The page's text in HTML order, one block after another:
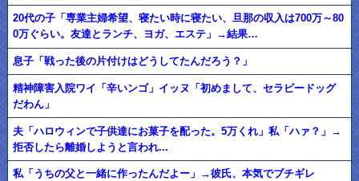
20代の子「専業主婦希望、寝たい時に寝たい、旦那の収入は700万～80
0万ぐらい。友達とランチ、ヨガ、エステ」→結果…
息子「戦った後の片付けはどうしてたんだろう？」
精神障害入院ワイ「辛いンゴ」イッヌ「初めまして、セラピードッグ
だわん」
夫「ハロウィンで子供達にお菓子を配った。5万くれ」私「ハァ？」→
拒否したら離婚しようと言われ...
私「うちの父と一緒に作ったんだよー」→彼氏、本気でブチギレ